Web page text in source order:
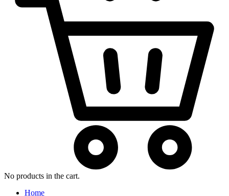
No products in the cart.
Home